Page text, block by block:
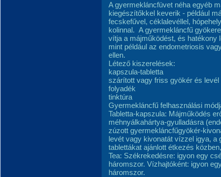
A gyermekláncfüvet néha egyéb
kiegészítőkkel keverik - például
fecskefűvel, céklalevéllel,
kolinnal. A gyermekláncfű
vítja a májműködést, és hatékony
mint például az endometriosis
ellen.
Létező kiszerelések:
kapszula-tabletta
szárított vagy friss gyökér és levél
folyadék
tinktúra
Gyermekláncfű felhasználási
Tabletta-kapszula: Májműködés
méhnyálka­hártya-gyulladásra
zúzott gyermekláncfűgyökér-
levét vagy kivonatát víz­zel igya,
tablettákat ajánlott étkezés
Tea: Székrekedésre: igyon egy
három­szor. Víz­hajtóként: igyon
háromszor.